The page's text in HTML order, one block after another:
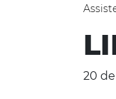
20